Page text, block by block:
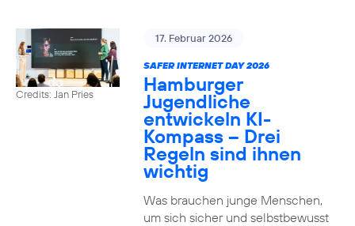
Credits: Jan Pries
17. Februar 2026
SAFER INTERNET DAY 2026
Hamburger
Jugendliche
entwickeln KI-
Kompass – Drei
Regeln sind ihnen
wichtig
Was brauchen junge Menschen,
um sich sicher und selbstbewusst